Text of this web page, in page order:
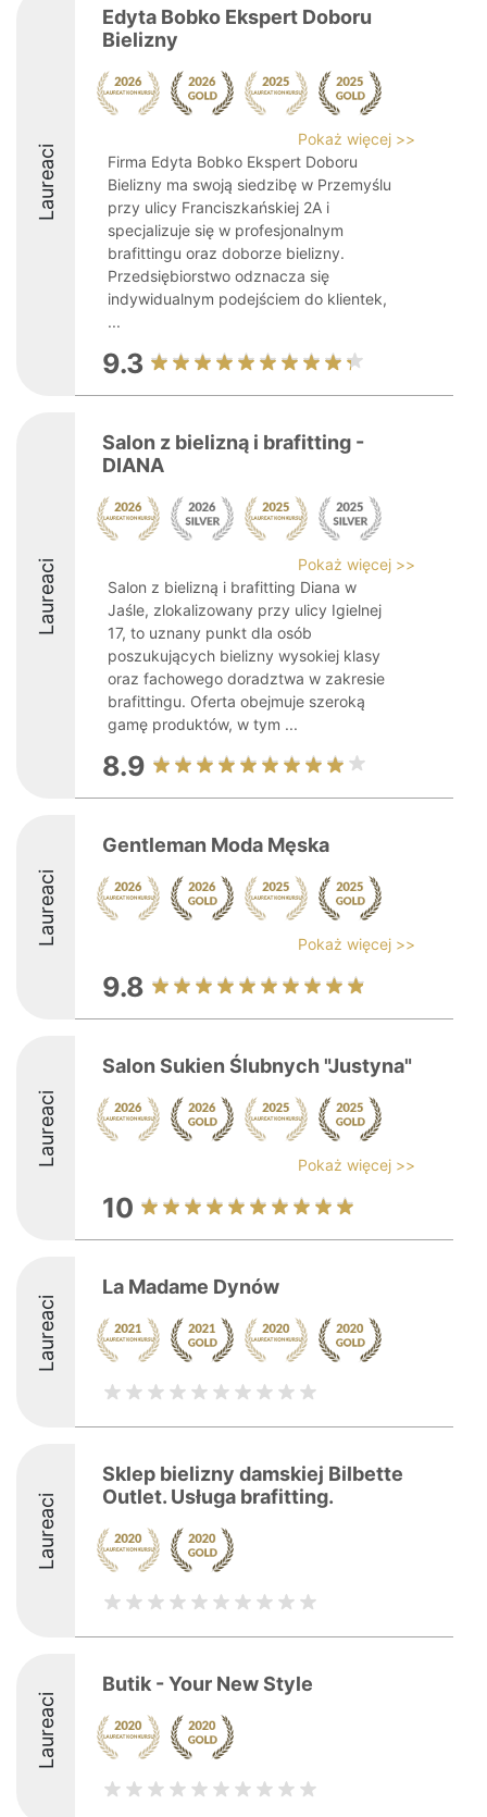
Laureaci
Edyta Bobko Ekspert Doboru
Bielizny
Pokaż więcej >>
Firma Edyta Bobko Ekspert Doboru
Bielizny ma swoją siedzibę w Przemyślu
przy ulicy Franciszkańskiej 2A i
specjalizuje się w profesjonalnym
brafittingu oraz doborze bielizny.
Przedsiębiorstwo odznacza się
indywidualnym podejściem do klientek,
...
9.3
Laureaci
Salon z bielizną i brafitting -
DIANA
Pokaż więcej >>
Salon z bielizną i brafitting Diana w
Jaśle, zlokalizowany przy ulicy Igielnej
17, to uznany punkt dla osób
poszukujących bielizny wysokiej klasy
oraz fachowego doradztwa w zakresie
brafittingu. Oferta obejmuje szeroką
gamę produktów, w tym ...
8.9
Laureaci
Gentleman Moda Męska
Pokaż więcej >>
9.8
Laureaci
Salon Sukien Ślubnych "Justyna"
Pokaż więcej >>
10
Laureaci
La Madame Dynów
Laureaci
Sklep bielizny damskiej Bilbette
Outlet. Usługa brafitting.
Laureaci
Butik - Your New Style